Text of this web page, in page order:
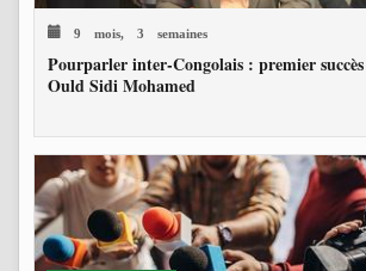
9 mois, 3 semaines
Pourparler inter-Congolais : premier
Ould Sidi Mohamed